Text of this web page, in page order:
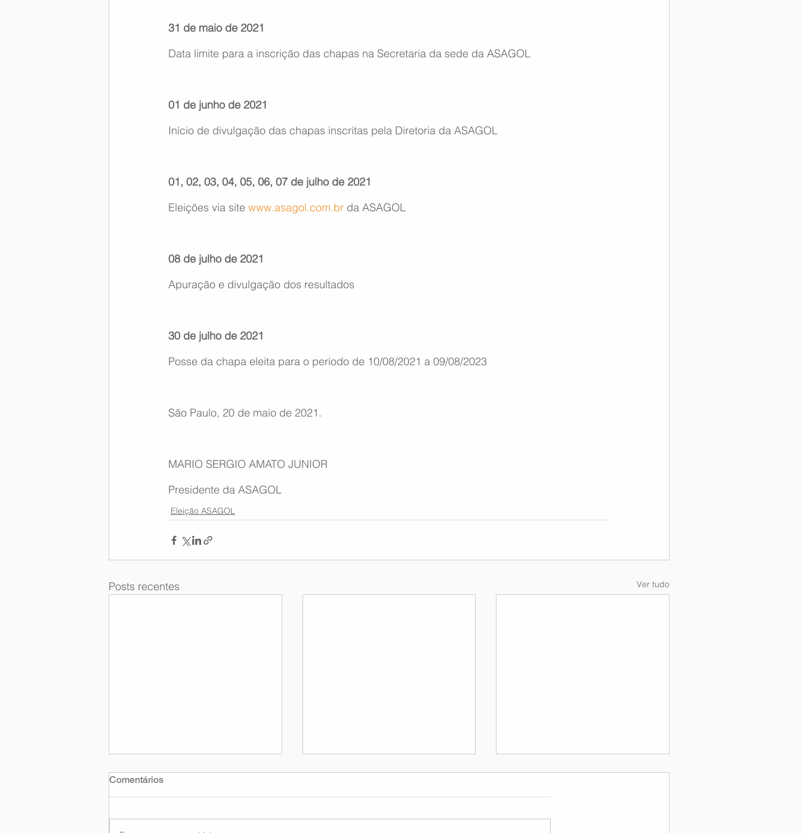
31 de maio de 2021
Data limite para a inscrição das chapas na Secretaria da sede da ASAGOL
01 de junho de 2021
Início de divulgação das chapas inscritas pela Diretoria da ASAGOL
01, 02, 03, 04, 05, 06, 07 de julho de 2021
Eleições via site www.asagol.com.br da ASAGOL
08 de julho de 2021
Apuração e divulgação dos resultados
30 de julho de 2021
Posse da chapa eleita para o período de 10/08/2021 a 09/08/2023
São Paulo, 20 de maio de 2021.
MARIO SERGIO AMATO JUNIOR
Presidente da ASAGOL
Eleição ASAGOL
Posts recentes Ver tudo
Comentários